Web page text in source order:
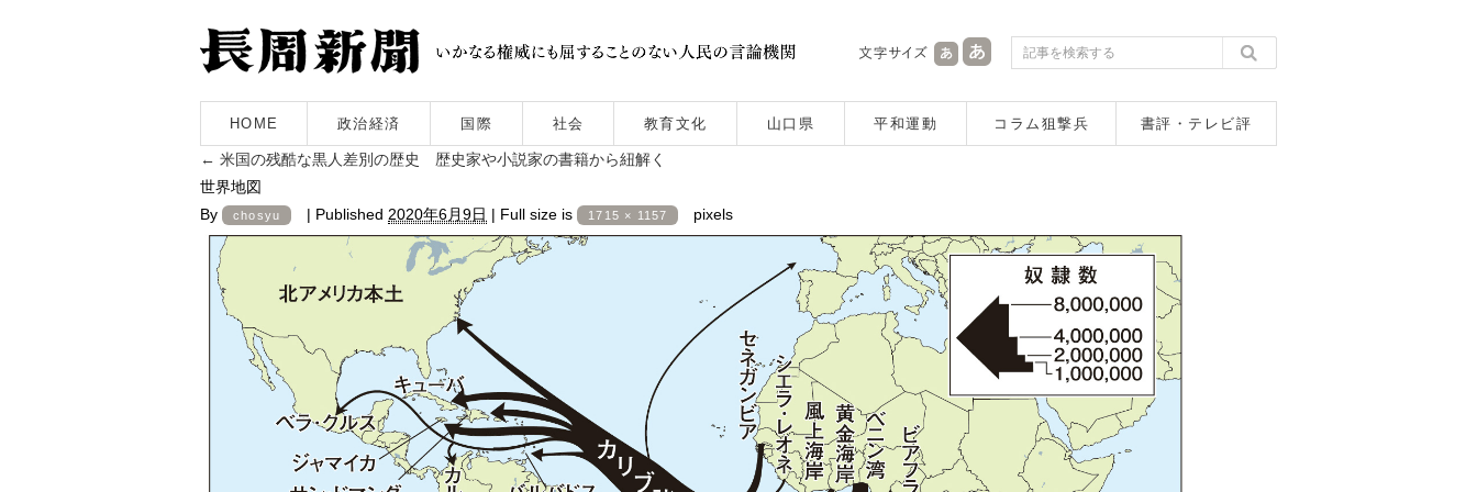
HOME 政治経済 国際 社会 教育文化 山口県 平和運動 コラム狙撃兵 書評・テレビ評
← 米国の残酷な黒人差別の歴史 歴史家や小説家の書籍から紐解く
世界地図
By
chosyu | Published 2020年6月9日 | Full size is 1715 × 1157 pixels